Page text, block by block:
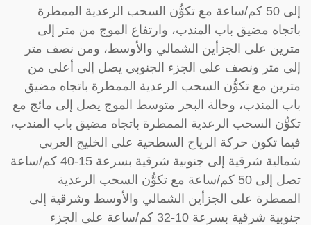
إلى 50 كم/ساعة مع تكوُّن السحب الرعدية الممطرة
باتجاه مضيق باب المندب، وارتفاع الموج من متر إلى
مترين على الجزأين الشمالي والأوسط، ومن نصف متر
إلى متر ونصف على الجزء الجنوبي يصل إلى أعلى من
مترين مع تكوُّن السحب الرعدية الممطرة باتجاه مضيق
باب المندب، وحالة البحر متوسط الموج يصل إلى مائج مع
تكوُّن السحب الرعدية الممطرة باتجاه مضيق باب المندب،
فيما تكون حركة الرياح السطحية على الخليج العربي
شمالية شرقية إلى جنوبية شرقية بسرعة 15-40 كم/ساعة
تصل إلى 50 كم/ساعة مع تكوُّن السحب الرعدية
الممطرة على الجزأين الشمالي والأوسط وشرقية إلى
جنوبية شرقية بسرعة 10-32 كم/ساعة على الجزء